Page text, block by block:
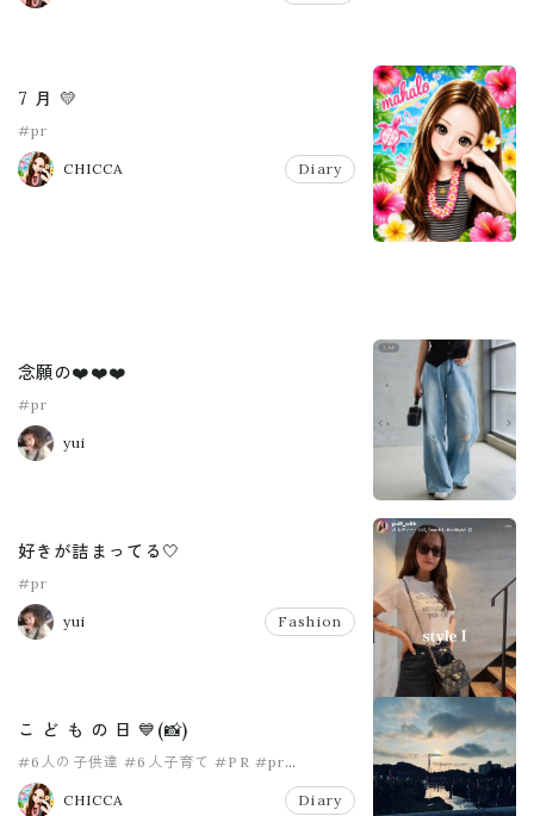
7 月 💛
#pr
CHICCA Diary
念願の❤️❤️❤️
#pr
yui
好きが詰まってる🤍
#pr
yui Fashion
こ ど も の 日 💙(📸)
#6人の子供達 #6人子育て #PR #pr
#こどもの日
CHICCA
Diary